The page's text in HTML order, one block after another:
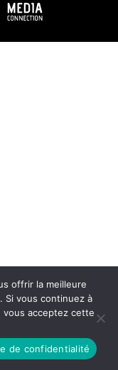
offrir la meilleure
Si vous continuez à
acceptez cette
de confidentialité